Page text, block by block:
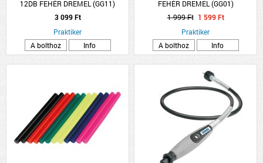
12DB FEHÉR DREMEL (GG11)
3 099 Ft
Praktiker
A bolthoz
Info
FEHÉR DREMEL (GG01)
1 999 Ft 1 599 Ft
Praktiker
A bolthoz
Info